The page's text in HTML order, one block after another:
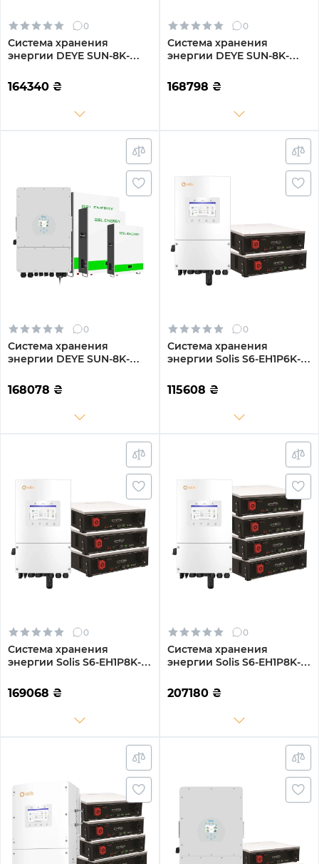
0
Система хранения
энергии DEYE SUN-8K-
8kW 14.4kWh 3BAT
LiFePO4 6500 циклов
164340 ₴
0
Система хранения
энергии DEYE SUN-8K-
8kW 15.36kWh 3BAT
LiFePO4 6500 циклов
168798 ₴
0
Система хранения
энергии DEYE SUN-8K-
W 8kW 15.36kWh 3BAT
LiFePO4 6500 циклов
168078 ₴
0
Система хранения
энергии Solis S6-EH1P6K-L-
10.24kWh 2BAT LiFePO4
6000 циклов
115608 ₴
0
Система хранения
энергии Solis S6-EH1P8K-L-
15.36kWh 3BAT LiFePO4
6000 циклов
169068 ₴
0
Система хранения
энергии Solis S6-EH1P8K-L-
20.48kWh 4BAT LiFePO4
6000 циклов
207180 ₴